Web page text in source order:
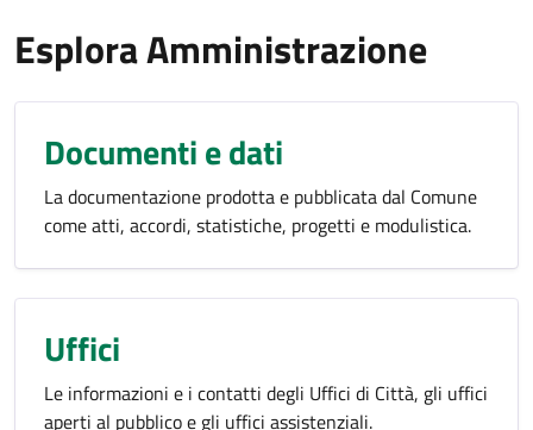
Esplora Amministrazione
Documenti e dati
La documentazione prodotta e pubblicata dal Comune
come atti, accordi, statistiche, progetti e modulistica.
Uffici
Le informazioni e i contatti degli Uffici di Città, gli uffici
aperti al pubblico e gli uffici assistenziali.